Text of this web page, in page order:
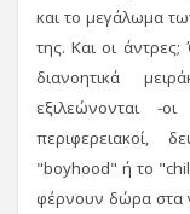
και το μεγάλωμα
της. Και οι άντρες;
διανοητικά
εξιλεώνονται -
περιφερειακοί,
"boyhood" ή το
φέρνουν δώρα στα